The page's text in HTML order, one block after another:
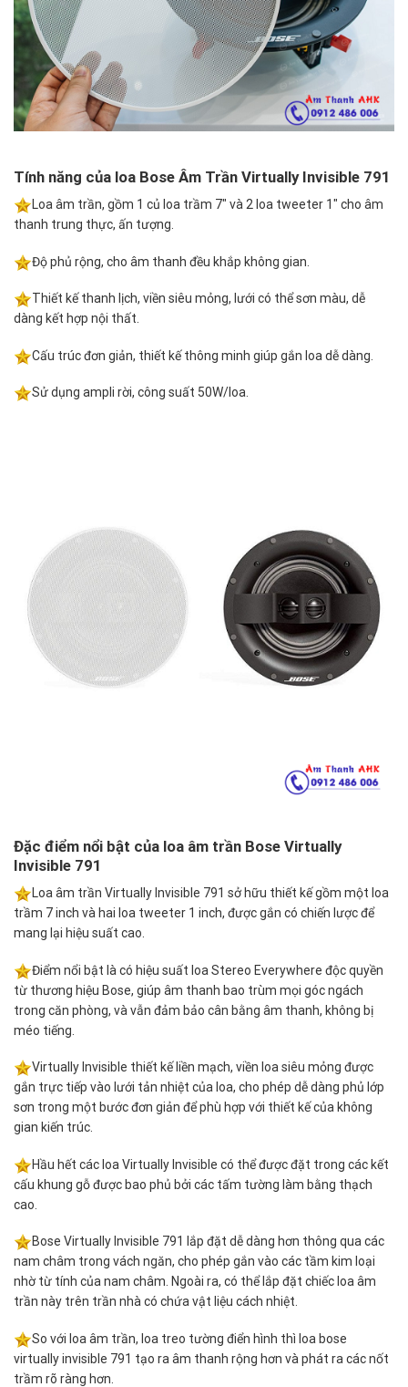
Tính năng của loa Bose Âm Trần Virtually Invisible 791
Loa âm trần, gồm 1 củ loa trầm 7″ và 2 loa tweeter 1″ cho âm
thanh trung thực, ấn tượng.
Độ phủ rộng, cho âm thanh đều khắp không gian.
Thiết kế thanh lịch, viền siêu mỏng, lưới có thể sơn màu, dễ
dàng kết hợp nội thất.
Cấu trúc đơn giản, thiết kế thông minh giúp gắn loa dễ dàng.
Sử dụng ampli rời, công suất 50W/loa.
Đặc điểm nổi bật của loa âm trần Bose Virtually
Invisible 791
Loa âm trần Virtually Invisible 791 sở hữu thiết kế gồm một loa
trầm 7 inch và hai loa tweeter 1 inch, được gắn có chiến lược để
mang lại hiệu suất cao.
Điểm nổi bật là có hiệu suất loa Stereo Everywhere độc quyền
từ thương hiệu Bose, giúp âm thanh bao trùm mọi góc ngách
trong căn phòng, và vẫn đảm bảo cân bằng âm thanh, không bị
méo tiếng.
Virtually Invisible thiết kế liền mạch, viền loa siêu mỏng được
gắn trực tiếp vào lưới tản nhiệt của loa, cho phép dễ dàng phủ lớp
sơn trong một bước đơn giản để phù hợp với thiết kế của không
gian kiến trúc.
Hầu hết các loa Virtually Invisible có thể được đặt trong các kết
cấu khung gỗ được bao phủ bởi các tấm tường làm bằng thạch
cao.
Bose Virtually Invisible 791 lắp đặt dễ dàng hơn thông qua các
nam châm trong vách ngăn, cho phép gắn vào các tầm kim loại
nhờ từ tính của nam châm. Ngoài ra, có thể lắp đặt chiếc loa âm
trần này trên trần nhà có chứa vật liệu cách nhiệt.
So với loa âm trần, loa treo tường điển hình thì loa bose
virtually invisible 791 tạo ra âm thanh rộng hơn và phát ra các nốt
trầm rõ ràng hơn.